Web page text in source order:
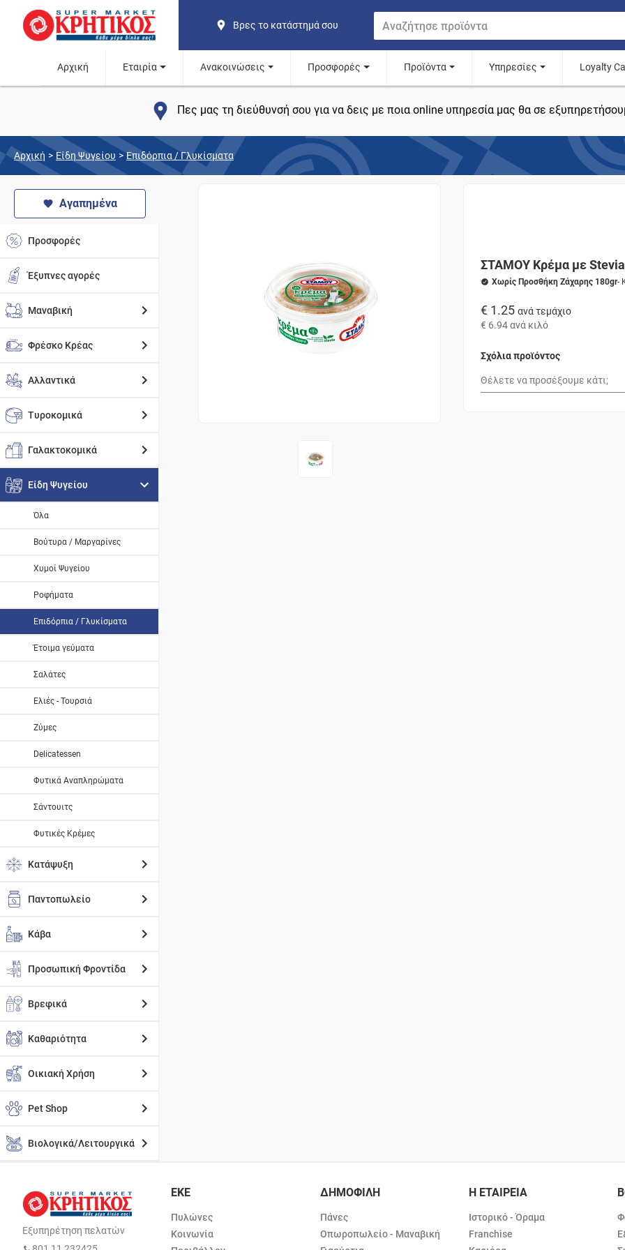
Βρες το κατάστημά σου
Αρχική Εταιρία Ανακοινώσεις Προσφορές Προϊόντα Υπηρεσίες Loyalty
Πες μας τη διεύθυνσή σου για να δεις με ποια online υπηρεσία μας θα σε
Αρχική > Είδη Ψυγείου > Επιδόρπια / Γλυκίσματα
Αγαπημένα
Προσφορές
Έξυπνες αγορές
Μαναβική
Φρέσκο Κρέας
Αλλαντικά
Τυροκομικά
Γαλακτοκομικά
Είδη Ψυγείου
Όλα
Βούτυρα / Μαργαρίνες
Χυμοί Ψυγείου
Ροφήματα
Επιδόρπια / Γλυκίσματα
Έτοιμα γεύματα
Σαλάτες
Ελιές - Τουρσιά
Ζύμες
Delicatessen
Φυτικά Αναπληρώματα
Σάντουιτς
Φυτικές Κρέμες
Κατάψυξη
Παντοπωλείο
Κάβα
Προσωπική Φροντίδα
Βρεφικά
Καθαριότητα
Οικιακή Χρήση
Pet Shop
Βιολογικά/Λειτουργικά
ΣΤΑΜΟΥ Κρέμα με Stevia
Χωρίς Προσθήκη Ζάχαρης 180gr-
€ 1.25 ανά τεμάχιο
€ 6.94ανά κιλό
Σχόλια προϊόντος
Εξυπηρέτηση πελατών
ΕΚΕ
Πυλώνες
Κοινωνία
ΔΗΜΟΦΙΛΗ
Πάνες
Οπωροπωλείο - Μαναβική
Η ΕΤΑΙΡΕΙΑ
Ιστορικό - Όραμα
Franchise